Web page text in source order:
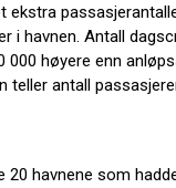
ekstra
i havnen. Antall
000 høyere enn
teller antall
20 havnene som